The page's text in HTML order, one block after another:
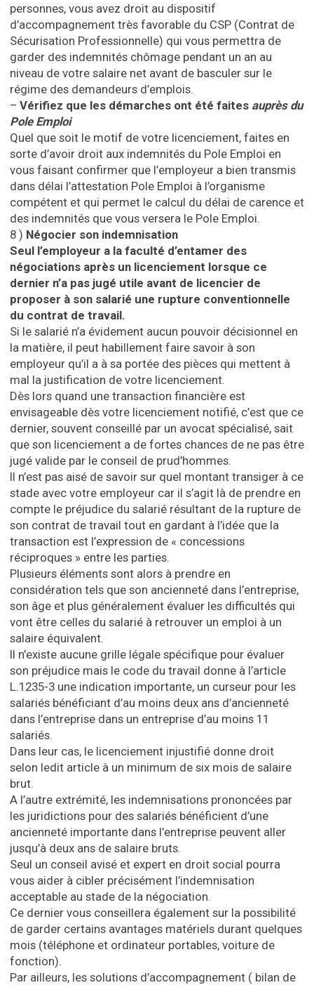
personnes, vous avez droit au dispositif
d’accompagnement très favorable du CSP (Contrat de
Sécurisation Professionnelle) qui vous permettra de
garder des indemnités chômage pendant un an au
niveau de votre salaire net avant de basculer sur le
régime des demandeurs d’emplois.
– Vérifiez que les démarches ont été faites auprès du
Pole Emploi
Quel que soit le motif de votre licenciement, faites en
sorte d’avoir droit aux indemnités du Pole Emploi en
vous faisant confirmer que l’employeur a bien transmis
dans délai l’attestation Pole Emploi à l’organisme
compétent et qui permet le calcul du délai de carence et
des indemnités que vous versera le Pole Emploi.
8 ) Négocier son indemnisation
Seul l’employeur a la faculté d’entamer des
négociations après un licenciement lorsque ce
dernier n’a pas jugé utile avant de licencier de
proposer à son salarié une rupture conventionnelle
du contrat de travail.
Si le salarié n’a évidement aucun pouvoir décisionnel en
la matière, il peut habillement faire savoir à son
employeur qu’il a à sa portée des pièces qui mettent à
mal la justification de votre licenciement.
Dès lors quand une transaction financière est
envisageable dès votre licenciement notifié, c’est que ce
dernier, souvent conseillé par un avocat spécialisé, sait
que son licenciement a de fortes chances de ne pas être
jugé valide par le conseil de prud’hommes.
Il n’est pas aisé de savoir sur quel montant transiger à ce
stade avec votre employeur car il s’agit là de prendre en
compte le préjudice du salarié résultant de la rupture de
son contrat de travail tout en gardant à l’idée que la
transaction est l’expression de « concessions
réciproques » entre les parties.
Plusieurs éléments sont alors à prendre en
considération tels que son ancienneté dans l’entreprise,
son âge et plus généralement évaluer les difficultés qui
vont être celles du salarié à retrouver un emploi à un
salaire équivalent.
Il n’existe aucune grille légale spécifique pour évaluer
son préjudice mais le code du travail donne à l’article
L.1235-3 une indication importante, un curseur pour les
salariés bénéficiant d’au moins deux ans d’ancienneté
dans l’entreprise dans un entreprise d’au moins 11
salariés.
Dans leur cas, le licenciement injustifié donne droit
selon ledit article à un minimum de six mois de salaire
brut.
A l’autre extrémité, les indemnisations prononcées par
les juridictions pour des salariés bénéficient d’une
ancienneté importante dans l’entreprise peuvent aller
jusqu’à deux ans de salaire bruts.
Seul un conseil avisé et expert en droit social pourra
vous aider à cibler précisément l’indemnisation
acceptable au stade de la négociation.
Ce dernier vous conseillera également sur la possibilité
de garder certains avantages matériels durant quelques
mois (téléphone et ordinateur portables, voiture de
fonction).
Par ailleurs, les solutions d’accompagnement ( bilan de